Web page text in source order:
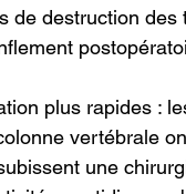
de destruction
plus rapides :
vertébrale
une